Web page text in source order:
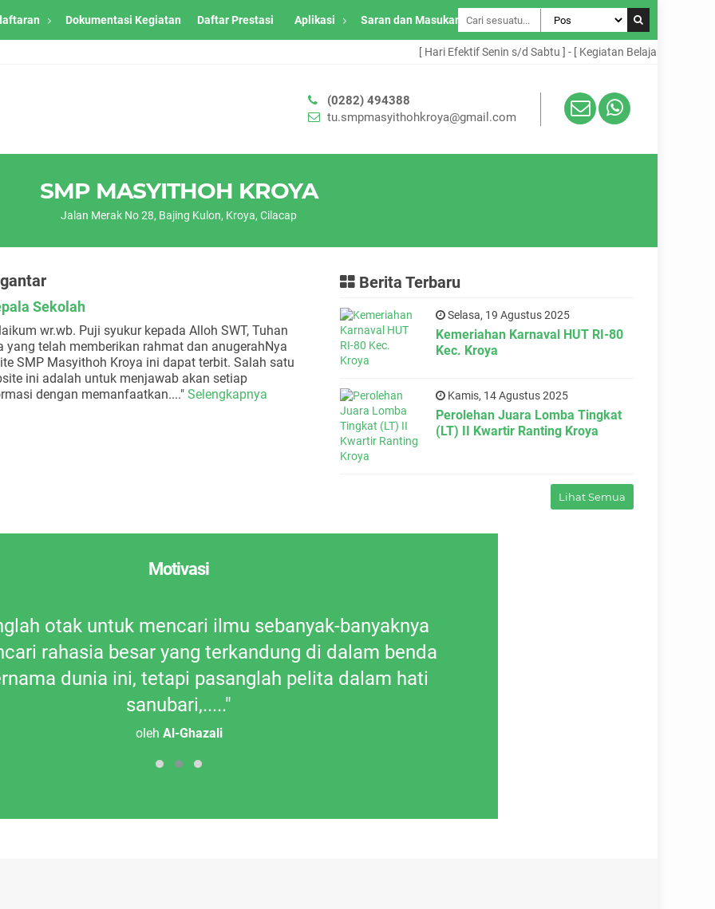
Dokumentasi Kegiatan Daftar Prestasi Aplikasi Saran dan Masukan
[ Hari Efektif Senin s/d Sabtu ] - [ Kegiatan Belajar Mengajar :
(0282) 494388
tu.smpmasyithohkroya@gmail.com
SMP MASYITHOH KROYA
Jalan Merak No 28, Bajing Kulon, Kroya, Cilacap
Sekolah
wr.wb. Puji syukur kepada Alloh SWT, Tuhan
yang telah memberikan rahmat dan anugerahNya
SMP Masyithoh Kroya ini dapat terbit. Salah satu
ini adalah untuk menjawab akan setiap
dengan memanfaatkan...." Selengkapnya
Berita Terbaru
Selasa, 19 Agustus 2025
Kemeriahan Karnaval HUT RI-80
Kec. Kroya
Kamis, 14 Agustus 2025
Perolehan Juara Lomba Tingkat
(LT) II Kwartir Ranting Kroya
Lihat Semua
Motivasi
otak untuk mencari ilmu sebanyak-banyaknya
rahasia besar yang terkandung di dalam benda
dunia ini, tetapi pasanglah pelita dalam hati
sanubari,....."
oleh Al-Ghazali